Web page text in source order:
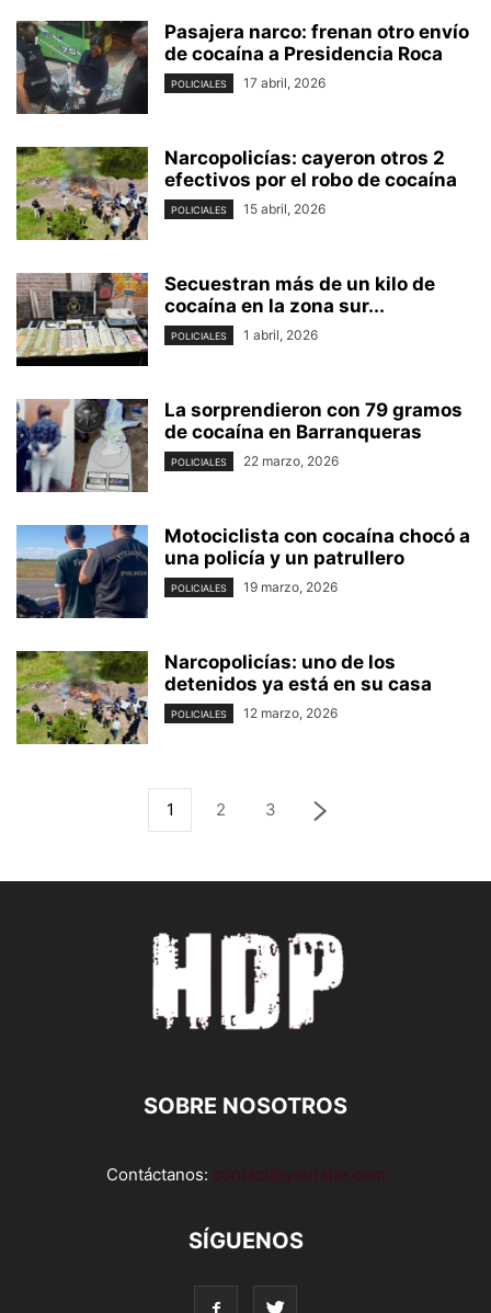
Pasajera narco: frenan otro envío
de cocaína a Presidencia Roca
POLICIALES 17 abril, 2026
Narcopolicías: cayeron otros 2
efectivos por el robo de cocaína
POLICIALES 15 abril, 2026
Secuestran más de un kilo de
cocaína en la zona sur...
POLICIALES 1 abril, 2026
La sorprendieron con 79 gramos
de cocaína en Barranqueras
POLICIALES 22 marzo, 2026
Motociclista con cocaína chocó a
una policía y un patrullero
POLICIALES 19 marzo, 2026
Narcopolicías: uno de los
detenidos ya está en su casa
POLICIALES 12 marzo, 2026
1 2 3
SOBRE NOSOTROS
Contáctanos: contact@yoursite.com
SÍGUENOS